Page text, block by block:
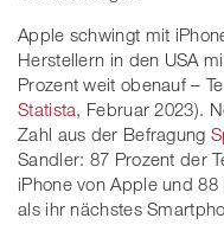
Apple schwingt mit
Herstellern in den USA
Prozent weit obenauf –
Statista , Februar 2023).
Zahl aus der Befragung
Sandler: 87 Prozent der
iPhone von Apple und
als ihr nächstes